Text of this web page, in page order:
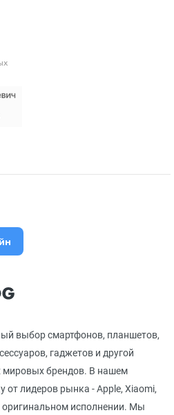
выбор смартфонов, планшетов,
гаджетов и другой
мировых брендов. В нашем
от лидеров рынка - Apple, Xiaomi,
оригинальном исполнении. Мы